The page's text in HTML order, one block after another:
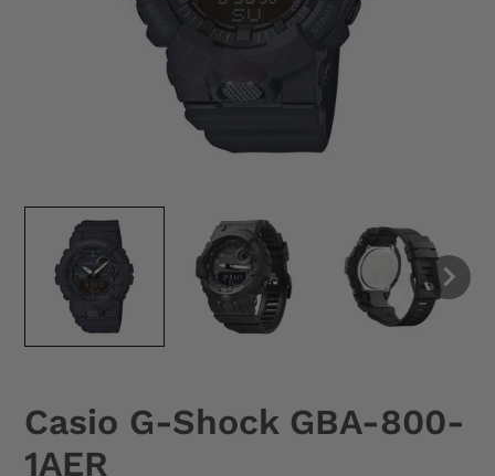
Casio G-Shock GBA-800-
1AER